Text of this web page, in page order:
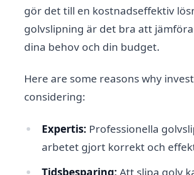
gör det till en kostnadseffektiv
golvslipning är det bra att
dina behov och din budget.
Here are some reasons why
considering:
Expertis: Professionella
arbetet gjort korrekt och
Tidsbesparing: Att slipa golv